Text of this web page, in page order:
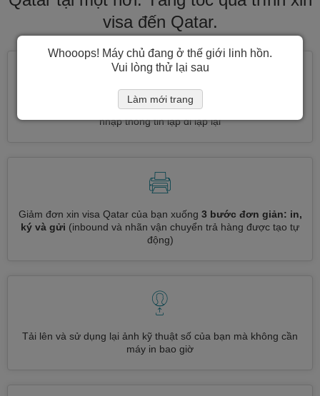
visa đến Qatar.
Đăng ký nhiều loại visa cùng một lúc
nhập thông tin lặp đi lặp lại
Giảm đơn xin visa Qatar của bạn xuống 3 bước đơn giản: in,
ký và gửi (inbound và nhãn vận chuyển trả hàng được tạo tự
động)
Tải lên và sử dụng lại ảnh kỹ thuật số của bạn mà không cần
máy in bao giờ
Whooops! Máy chủ đang ở thế giới linh hồn.
Vui lòng thử lại sau
Làm mới trang